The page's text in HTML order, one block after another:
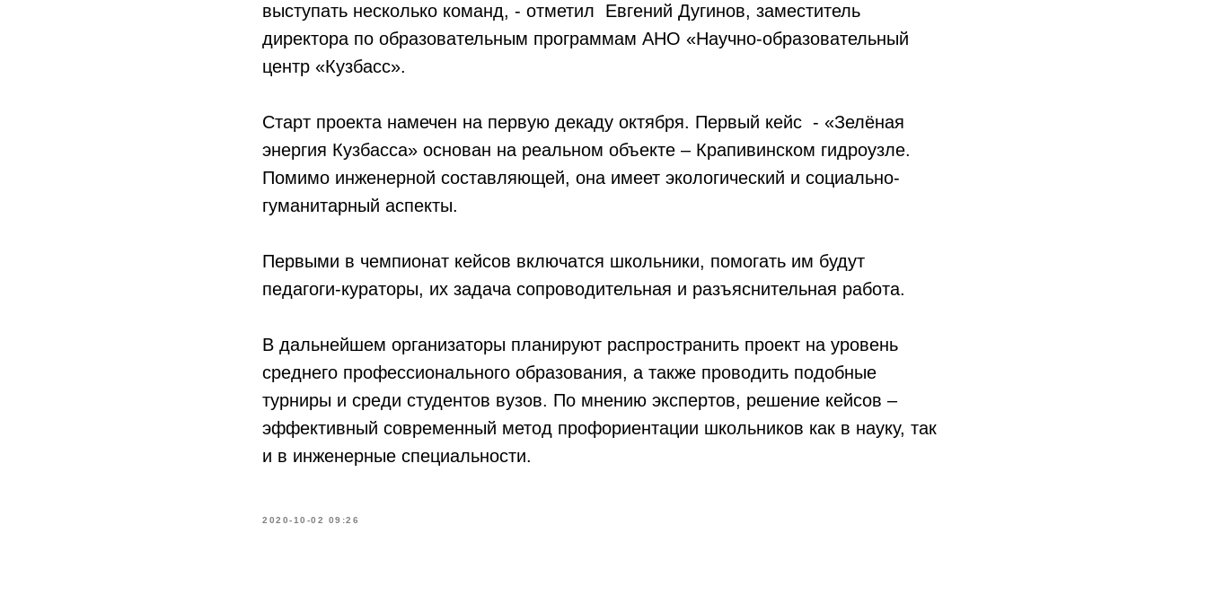
выступать несколько команд, - отметил Евгений Дугинов, заместитель
директора по образовательным программам АНО «Научно-образовательный
центр «Кузбасс».
Старт проекта намечен на первую декаду октября. Первый кейс - «Зелёная
энергия Кузбасса» основан на реальном объекте – Крапивинском гидроузле.
Помимо инженерной составляющей, она имеет экологический и социально-
гуманитарный аспекты.
Первыми в чемпионат кейсов включатся школьники, помогать им будут
педагоги-кураторы, их задача сопроводительная и разъяснительная работа.
В дальнейшем организаторы планируют распространить проект на уровень
среднего профессионального образования, а также проводить подобные
турниры и среди студентов вузов. По мнению экспертов, решение кейсов –
эффективный современный метод профориентации школьников как в науку, так
и в инженерные специальности.
2020-10-02 09:26